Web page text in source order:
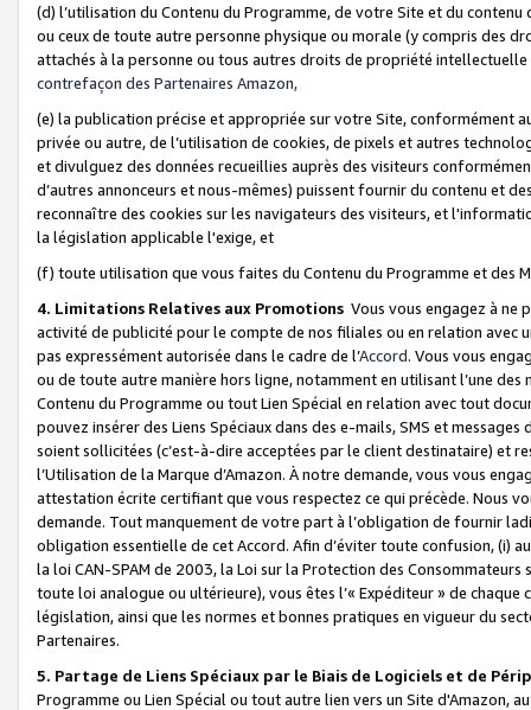
(d) l’utilisation du Contenu du Programme, de votre Site et du
ou ceux de toute autre personne physique ou morale (y compris des
attachés à la personne ou tous autres droits de propriété
contrefaçon des Partenaires Amazon,
(e) la publication précise et appropriée sur votre Site, conformément
privée ou autre, de l’utilisation de cookies, de pixels et autres
et divulguez des données recueillies auprès des visiteurs
d’autres annonceurs et nous-mêmes) puissent fournir du contenu et
reconnaître des cookies sur les navigateurs des visiteurs, et
la législation applicable l'exige, et
(f) toute utilisation que vous faites du Contenu du Programme et des
4. Limitations Relatives aux Promotions Vous vous engagez à ne
activité de publicité pour le compte de nos filiales ou en relation avec
pas expressément autorisée dans le cadre de l’Accord. Vous vous
ou de toute autre manière hors ligne, notamment en utilisant l’une
Contenu du Programme ou tout Lien Spécial en relation avec tout
pouvez insérer des Liens Spéciaux dans des e-mails, SMS et
soient sollicitées (c’est-à-dire acceptées par le client destinataire) et
l’Utilisation de la Marque d’Amazon. À notre demande, vous vous
attestation écrite certifiant que vous respectez ce qui précède. Nous
demande. Tout manquement de votre part à l’obligation de fournir
obligation essentielle de cet Accord. Afin d’éviter toute confusion, (i)
la loi CAN-SPAM de 2003, la Loi sur la Protection des
toute loi analogue ou ultérieure), vous êtes l’« Expéditeur » de
législation, ainsi que les normes et bonnes pratiques en vigueur du
Partenaires.
5. Partage de Liens Spéciaux par le Biais de Logiciels et de
Programme ou Lien Spécial ou tout autre lien vers un Site d'Amazon,